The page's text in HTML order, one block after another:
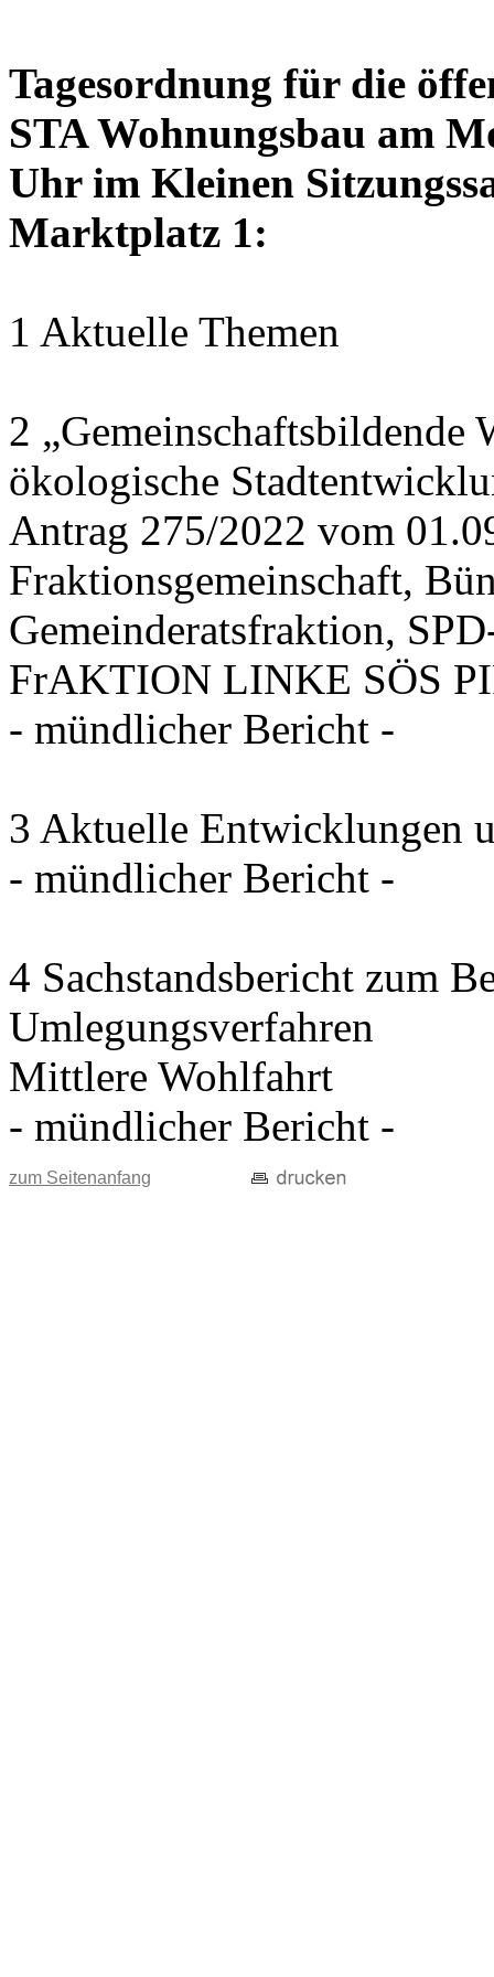
Tagesordnung für die
STA Wohnungsbau am
Uhr im Kleinen
Marktplatz 1:
1 Aktuelle Themen
2
ökologische
Antrag 275/2022 vom
Fraktionsgemeinschaft,
Gemeinderatsfraktion,
FrAKTION LINKE SÖS
- mündlicher Bericht -
3 Aktuelle Entwicklungen
- mündlicher Bericht -
4 Sachstandsbericht zum
Umlegungsverfahren
Mittlere Wohlfahrt
- mündlicher Bericht -
zum Seitenanfang